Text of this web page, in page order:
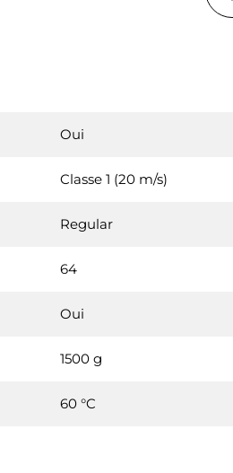
Oui
Classe 1 (20 m/s)
Regular
64
Oui
1500 g
60 °C